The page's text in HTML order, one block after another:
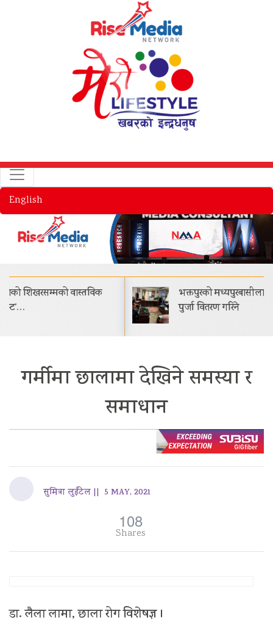
English
भक्तपुरको मध्यपुरबासीलाई साउनभित्रै स्थायी जग्गाधनी
गर्मीमा छालामा देखिने समस्या र
समाधान
सुमित्रा लुईंटेल || 5 MAY, 2021
108
Shares
डा. लैला लामा, छाला रोग विशेषज्ञ ।